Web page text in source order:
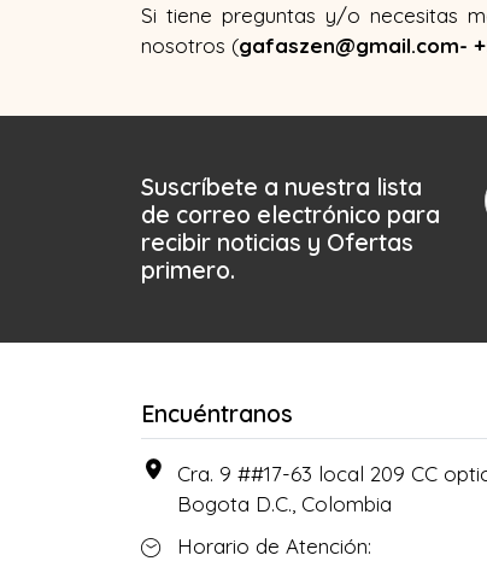
Si tiene preguntas y/o necesitas
nosotros (gafaszen@gmail.com-
Suscríbete a nuestra lista
de correo electrónico para
recibir noticias y Ofertas
primero.
Encuéntranos
Cra. 9 ##17-63 local 209 CC
Bogota D.C., Colombia
Horario de Atención: